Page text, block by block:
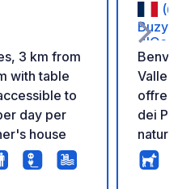
3 km from
with table
to
day per
house
Buzy
Valle
offre
dei